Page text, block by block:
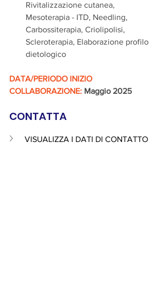
Rivitalizzazione cutanea,
Mesoterapia - ITD, Needling,
Carbossiterapia, Criolipolisi,
Scleroterapia, Elaborazione profilo
dietologico
DATA/PERIODO INIZIO
COLLABORAZIONE: Maggio 2025
CONTATTA
VISUALIZZA I DATI DI CONTATTO